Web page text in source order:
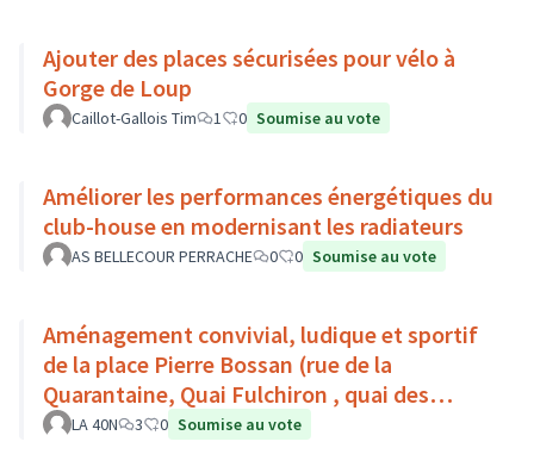
Ajouter des places sécurisées pour vélo à
Gorge de Loup
Caillot-Gallois Tim 1 0 Soumise au vote
Améliorer les performances énergétiques du
club-house en modernisant les radiateurs
AS BELLECOUR PERRACHE 0 0 Soumise au vote
Aménagement convivial, ludique et sportif
de la place Pierre Bossan (rue de la
Quarantaine, Quai Fulchiron , quai des
étroits, Montée de Chouans)
LA 40N 3 0 Soumise au vote